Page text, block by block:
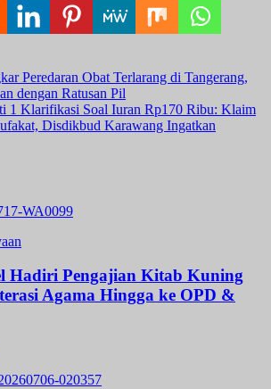
Peredaran Obat Terlarang di Tangerang,
dengan Ratusan Pil
1 Klarifikasi Soal Iuran Rp170 Ribu: Klaim
Disdikbud Karawang Ingatkan
Hadiri Pengajian Kitab Kuning
Agama Hingga ke OPD &